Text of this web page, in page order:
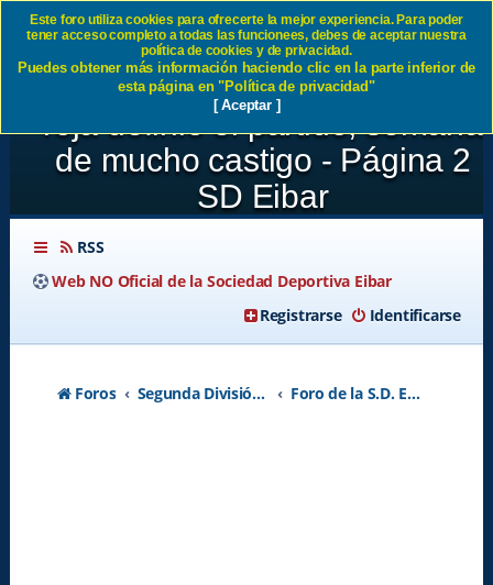
JORNADA 19:SD Eibar 2-2
Andorra FC Domingo Otra
roja definió el partido, semana
de mucho castigo - Página 2
SD Eibar
RSS
Web NO Oficial de la Sociedad Deportiva Eibar
Identificarse
Registrarse
Foros Segunda División A - Temporada 2026-2027 Foro de la S.D. Eibar
Este foro utiliza cookies para ofrecerte la mejor experiencia. Para poder
tener acceso completo a todas las funcionees, debes de aceptar nuestra
política de cookies y de privacidad.
Puedes obtener más información haciendo clic en la parte inferior de
esta página en "Política de privacidad"
[ Aceptar ]